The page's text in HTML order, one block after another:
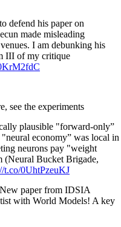
defend his paper on
made misleading
I am debunking his
III of my critique
see the experiments
plausible "forward-only”
economy” was local in
neurons pay "weight
(Neural Bucket Brigade,
t.co/0UhtPzeuKJ
paper from IDSIA
with World Models! A key